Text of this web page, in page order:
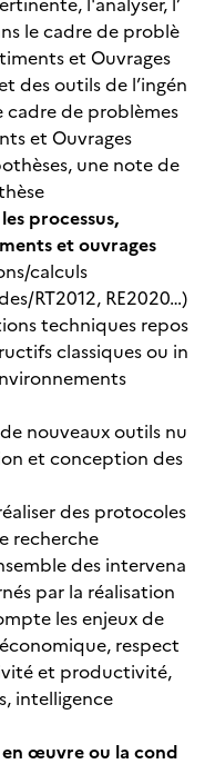
le cadre de problè
et Ouvrages
des outils de l’ingén
cadre de problèmes
et Ouvrages
une note de
processus,
et ouvrages
calculs
RT2012, RE2020…)
techniques repos
classiques ou in
nouveaux outils nu
et conception des
des protocoles
recherche
des intervena
par la réalisation
les enjeux de
respect
et productivité,
intelligence
en œuvre ou la cond